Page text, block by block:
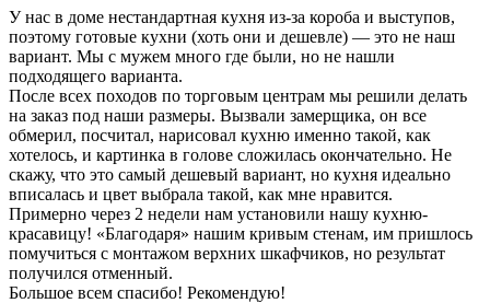
У нас в доме нестандартная кухня из-за короба и выступов,
поэтому готовые кухни (хоть они и дешевле) — это не наш
вариант. Мы с мужем много где были, но не нашли
подходящего варианта.
После всех походов по торговым центрам мы решили делать
на заказ под наши размеры. Вызвали замерщика, он все
обмерил, посчитал, нарисовал кухню именно такой, как
хотелось, и картинка в голове сложилась окончательно. Не
скажу, что это самый дешевый вариант, но кухня идеально
вписалась и цвет выбрала такой, как мне нравится.
Примерно через 2 недели нам установили нашу кухню-
красавицу! «Благодаря» нашим кривым стенам, им пришлось
помучиться с монтажом верхних шкафчиков, но результат
получился отменный.
Большое всем спасибо! Рекомендую!